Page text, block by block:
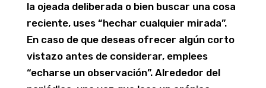
la ojeada deliberada o bien buscar una cosa
reciente, uses “hechar cualquier mirada”.
En caso de que deseas ofrecer algún corto
vistazo antes de considerar, emplees
“echarse un observación”. Alrededor del